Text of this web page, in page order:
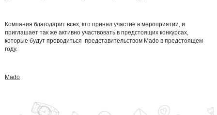
Компания благодарит всех, кто принял участие в мероприятии, и
приглашает так же активно участвовать в предстоящих конкурсах,
которые будут проводиться представительством Mado в предстоящем
году.
Mado